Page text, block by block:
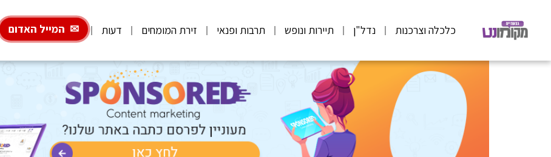
כלכלה וצרכנות נדל"ן תיירות ונופש תרבות ופנאי זירת המומחים דעות המייל האדום